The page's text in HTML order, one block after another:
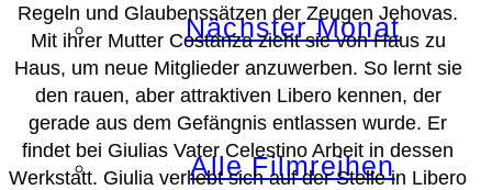
Nächster Monat
Alle Filmreihen
Regeln und Glaubenssätzen der Zeugen Jehovas.
Mit ihrer Mutter Costanza zieht sie von Haus zu
Haus, um neue Mitglieder anzuwerben. So lernt sie
den rauen, aber attraktiven Libero kennen, der
gerade aus dem Gefängnis entlassen wurde. Er
findet bei Giulias Vater Celestino Arbeit in dessen
Werkstatt. Giulia verliebt sich auf der Stelle in Libero